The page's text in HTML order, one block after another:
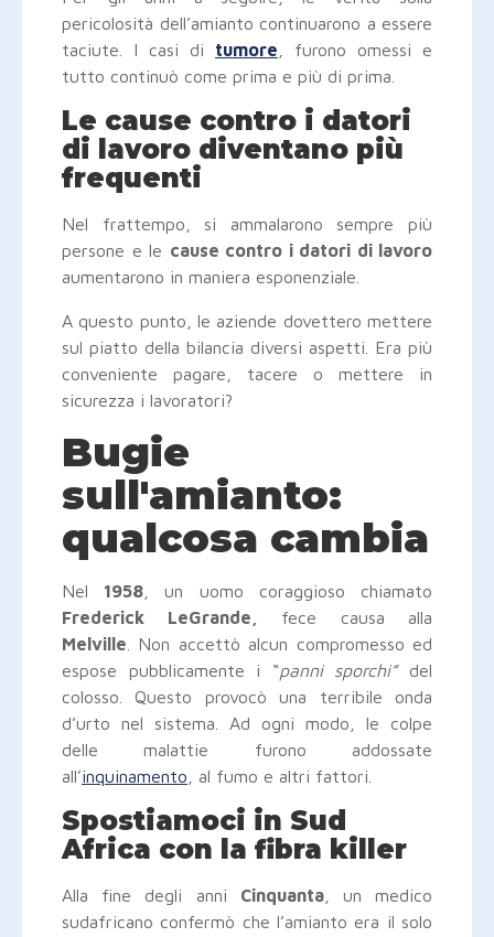
pericolosità dell’amianto continuarono a essere
taciute. I casi di tumore , furono omessi e
tutto continuò come prima e più di prima.
Le cause contro i datori
di lavoro diventano più
frequenti
Nel frattempo, si ammalarono sempre più
persone e le cause contro i datori di lavoro
aumentarono in maniera esponenziale.
A questo punto, le aziende dovettero mettere
sul piatto della bilancia diversi aspetti. Era più
conveniente pagare, tacere o mettere in
sicurezza i lavoratori?
Bugie
sull'amianto:
qualcosa cambia
Nel 1958 , un uomo coraggioso chiamato
Frederick LeGrande,
fece causa alla
Melville . Non accettò alcun compromesso ed
espose pubblicamente i “panni sporchi” del
colosso. Questo provocò una terribile onda
d’urto nel sistema. Ad ogni modo, le colpe
delle malattie furono addossate
all’inquinamento , al fumo e altri fattori.
Spostiamoci in Sud
Africa con la fibra killer
Alla fine degli anni Cinquanta, un medico
sudafricano confermò che l’amianto era il solo